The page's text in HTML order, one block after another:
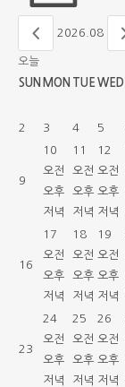
2026.08
오늘
SUN MON TUE WED
2
3 4 5
9
10
오전
오후
저녁
11
오전
오후
저녁
12
오전
오후
저녁
16
17
오전
오후
저녁
18
오전
오후
저녁
19
오전
오후
저녁
23
24
오전
오후
저녁
25
오전
오후
저녁
26
오전
오후
저녁